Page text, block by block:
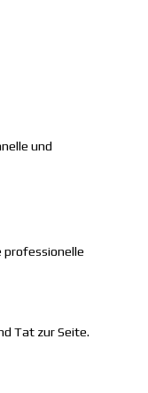
und
professionelle
Tat zur Seite.